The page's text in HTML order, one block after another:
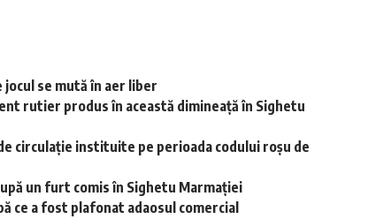
jocul se mută în aer liber
rutier produs în această dimineață în Sighetu
circulație instituite pe perioada codului roșu de
un furt comis în Sighetu Marmației
ce a fost plafonat adaosul comercial